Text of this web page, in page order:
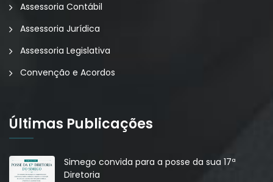
Assessoria Contábil
Assessoria Jurídica
Assessoria Legislativa
Convenção e Acordos
Últimas Publicações
Simego convida para a posse da sua 17ª
Diretoria